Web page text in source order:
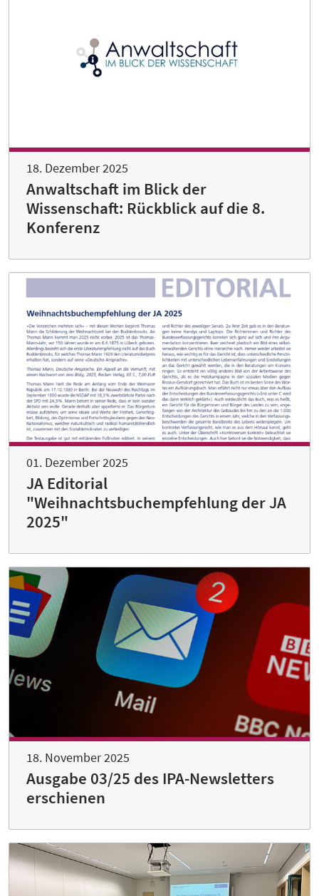
18. Dezember 2025
Anwaltschaft im Blick der
Wissenschaft: Rückblick auf die 8.
Konferenz
01. Dezember 2025
JA Editorial
"Weihnachtsbuchempfehlung der JA
2025"
18. November 2025
Ausgabe 03/25 des IPA-Newsletters
erschienen